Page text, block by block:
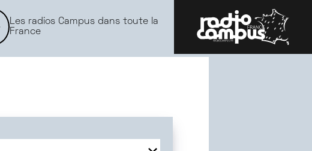
Les radios Campus dans toute la
France